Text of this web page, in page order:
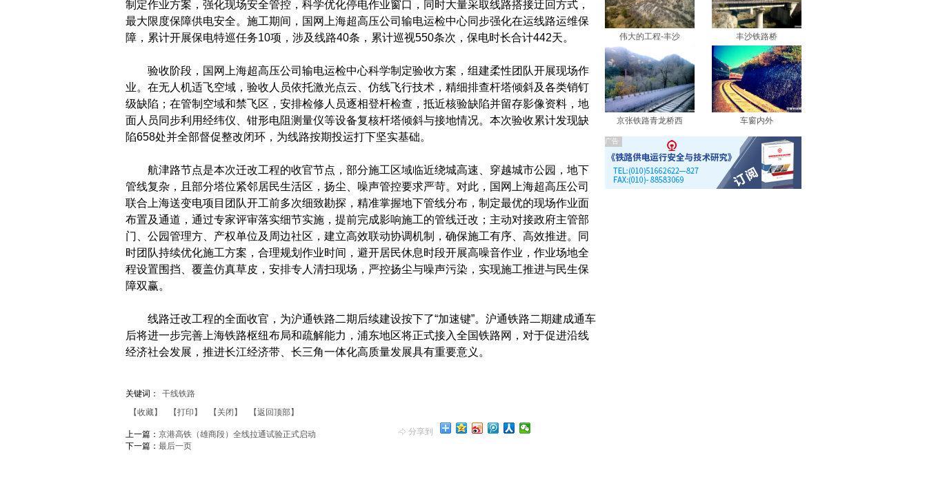
制定作业方案，强化现场安全管控，科学优化停电作业窗口，同时大量采取线路搭接迂回方式，
最大限度保障供电安全。施工期间，国网上海超高压公司输电运检中心同步强化在运线路运维保
障，累计开展保电特巡任务10项，涉及线路40条，累计巡视550条次，保电时长合计442天。
验收阶段，国网上海超高压公司输电运检中心科学制定验收方案，组建柔性团队开展现场作
业。在无人机适飞空域，验收人员依托激光点云、仿线飞行技术，精细排查杆塔倾斜及各类销钉
级缺陷；在管制空域和禁飞区，安排检修人员逐相登杆检查，抵近核验缺陷并留存影像资料，地
面人员同步利用经纬仪、钳形电阻测量仪等设备复核杆塔倾斜与接地情况。本次验收累计发现缺
陷658处并全部督促整改闭环，为线路按期投运打下坚实基础。
航津路节点是本次迁改工程的收官节点，部分施工区域临近绕城高速、穿越城市公园，地下
管线复杂，且部分塔位紧邻居民生活区，扬尘、噪声管控要求严苛。对此，国网上海超高压公司
联合上海送变电项目团队开工前多次细致勘探，精准掌握地下管线分布，制定最优的现场作业面
布置及通道，通过专家评审落实细节实施，提前完成影响施工的管线迁改；主动对接政府主管部
门、公园管理方、产权单位及周边社区，建立高效联动协调机制，确保施工有序、高效推进。同
时团队持续优化施工方案，合理规划作业时间，避开居民休息时段开展高噪音作业，作业场地全
程设置围挡、覆盖仿真草皮，安排专人清扫现场，严控扬尘与噪声污染，实现施工推进与民生保
障双赢。
线路迁改工程的全面收官，为沪通铁路二期后续建设按下了“加速键”。沪通铁路二期建成通车
后将进一步完善上海铁路枢纽布局和疏解能力，浦东地区将正式接入全国铁路网，对于促进沿线
经济社会发展，推进长江经济带、长三角一体化高质量发展具有重要意义。
关键词：
干线铁路
【收藏】
【打印】 【关闭】
【返回顶部】
分享到
上一篇： 京港高铁（雄商段）全线拉通试验正式启动
下一篇： 最后一页
伟大的工程-丰沙 丰沙铁路桥
京张铁路青龙桥西 车窗内外
广告